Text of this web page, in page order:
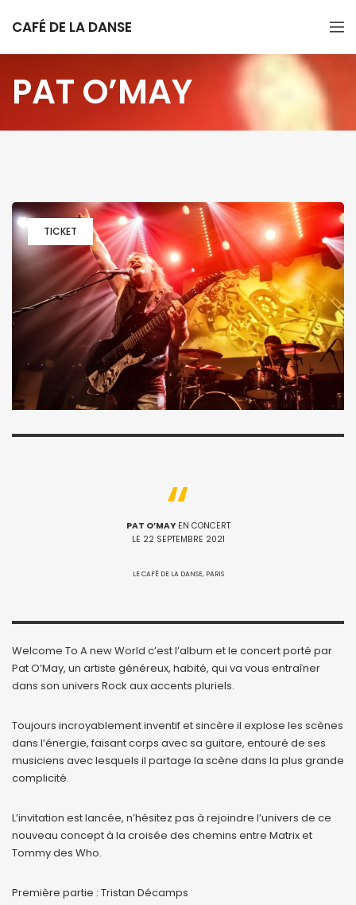
CAFÉ DE LA DANSE
PAT O’MAY
TICKET
PAT O’MAYEN CONCERT
LE 22 SEPTEMBRE 2021
LE CAFÉ DE LA DANSE, PARIS
Welcome To A new World c’est l’album et le concert porté par
Pat O’May, un artiste généreux, habité, qui va vous entraîner
dans son univers Rock aux accents pluriels.
Toujours incroyablement inventif et sincère il explose les scènes
dans l’énergie, faisant corps avec sa guitare, entouré de ses
musiciens avec lesquels il partage la scène dans la plus grande
complicité.
L’invitation est lancée, n’hésitez pas à rejoindre l’univers de ce
nouveau concept à la croisée des chemins entre Matrix et
Tommy des Who.
Première partie : Tristan Décamps